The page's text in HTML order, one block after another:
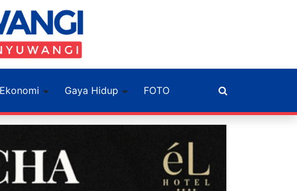
Ekonomi Gaya Hidup FOTO